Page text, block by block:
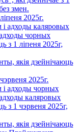
змен.
2025г.
адходы каляровых
чорных
з 1 лiпеня 2025г,
якія дзейнічаюць
2025г.
адходы чорных
каляровых
з 1 чэрвеня 2025г,
якія дзейнічаюць